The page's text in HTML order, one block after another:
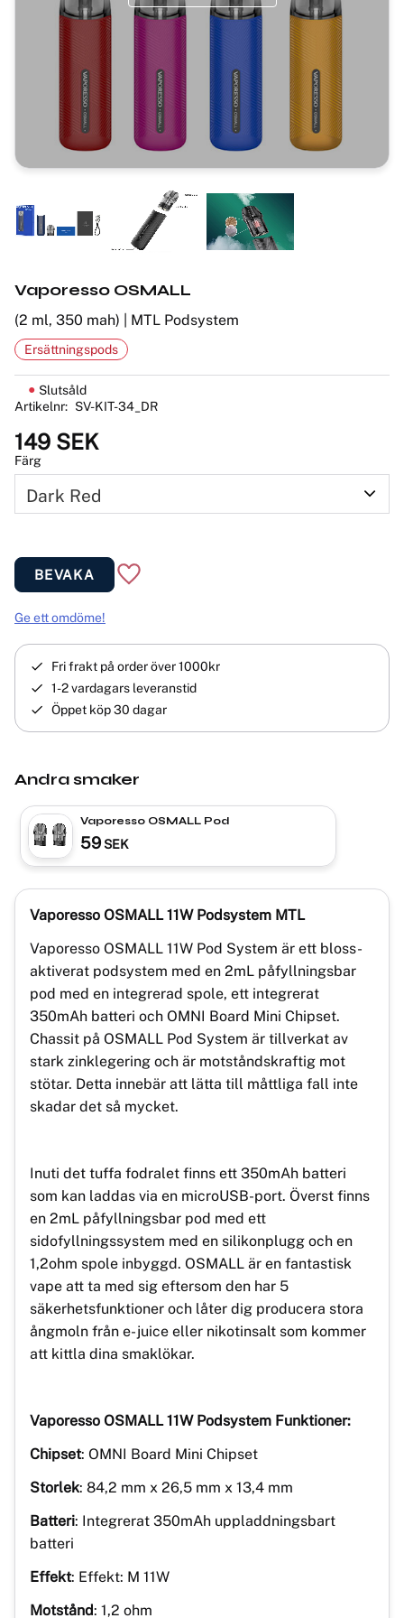
Vaporesso OSMALL
(2 ml, 350 mah) | MTL Podsystem
149 SEK
Färg
Lägg till i favoriter
BEVAKA
Slutsåld
Artikelnr
SV-KIT-34_DR
Ersättningspods
Ge ett omdöme!
Fri frakt på order över 1000kr
1-2 vardagars leveranstid
Öppet köp 30 dagar
Andra smaker
Vaporesso OSMALL Pod
59 SEK
Vaporesso OSMALL 11W Podsystem MTL
Vaporesso OSMALL 11W Pod System är ett bloss-
aktiverat podsystem med en 2mL påfyllningsbar
pod med en integrerad spole, ett integrerat
350mAh batteri och OMNI Board Mini Chipset.
Chassit på OSMALL Pod System är tillverkat av
stark zinklegering och är motståndskraftig mot
stötar. Detta innebär att lätta till måttliga fall inte
skadar det så mycket.
Inuti det tuffa fodralet finns ett 350mAh batteri
som kan laddas via en microUSB-port. Överst finns
en 2mL påfyllningsbar pod med ett
sidofyllningssystem med en silikonplugg och en
1,2ohm spole inbyggd. OSMALL är en fantastisk
vape att ta med sig eftersom den har 5
säkerhetsfunktioner och låter dig producera stora
ångmoln från e- juice eller nikotinsalt som kommer
att kittla dina smaklökar.
Vaporesso OSMALL 11W Podsystem Funktioner:
Chipset: OMNI Board Mini Chipset
Storlek: 84,2 mm x 26,5 mm x 13,4 mm
Batteri: Integrerat 350mAh uppladdningsbart
batteri
Effekt: Effekt: M 11W
Motstånd: 1,2 ohm